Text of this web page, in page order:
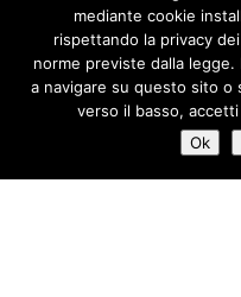
mediante cookie
rispettando la privacy
norme previste dalla
a navigare su questo sito o
verso il basso,
Ok